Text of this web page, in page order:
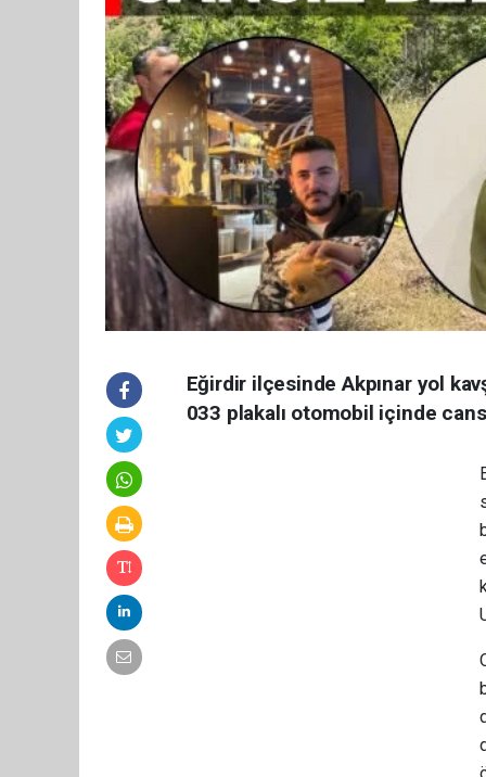
Eğirdir ilçesinde Akpınar yol
033 plakalı otomobil içinde